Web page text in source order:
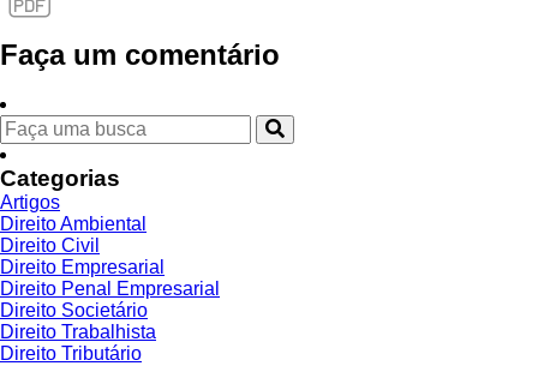
Faça um comentário
Categorias
Artigos
Direito Ambiental
Direito Civil
Direito Empresarial
Direito Penal Empresarial
Direito Societário
Direito Trabalhista
Direito Tributário